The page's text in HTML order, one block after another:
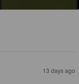
13 days ago